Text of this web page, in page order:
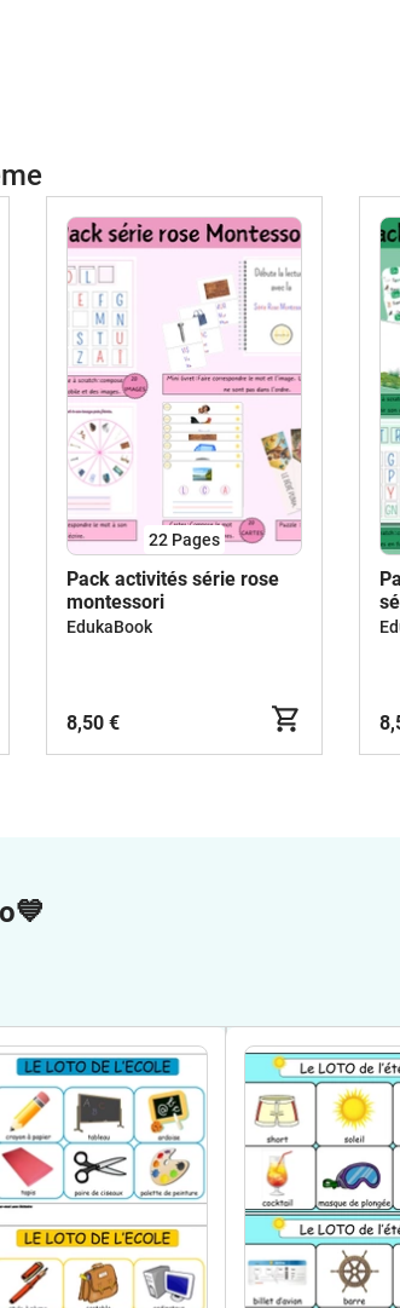
22 Pages
Pack activités série rose
montessori
EdukaBook
8,50 €